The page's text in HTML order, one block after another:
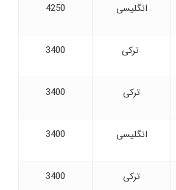
4250 انگلیسی
3400 ترکی
3400 ترکی
3400 انگلیسی
3400 ترکی